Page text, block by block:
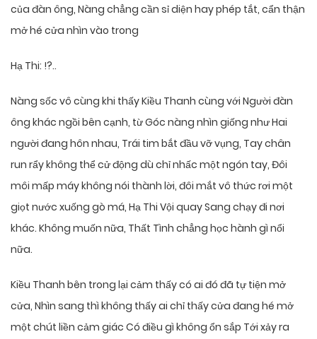
của đàn ông, Nàng chẳng cần sỉ diện hay phép tắt, cẩn thận
mở hé cửa nhìn vào trong
Hạ Thi: !?..
Nàng sốc vô cùng khi thấy Kiều Thanh cùng với Người đàn
ông khác ngồi bên cạnh, từ Góc nàng nhìn giống như Hai
người đang hôn nhau, Trái tim bắt đầu vỡ vụng, Tay chân
run rẩy không thể cử động dù chỉ nhấc một ngón tay, Đôi
môi mấp máy không nói thành lời, đôi mắt vô thức rơi một
giọt nước xuống gò má, Hạ Thi Vội quay Sang chạy đi nơi
khác. Không muốn nữa, Thất Tình chẳng học hành gì nổi
nữa.
Kiều Thanh bên trong lại cảm thấy có ai đó đã tự tiện mở
cửa, Nhìn sang thì không thấy ai chỉ thấy cửa đang hé mở
một chút liền cảm giác Có điều gì không ổn sắp Tới xảy ra